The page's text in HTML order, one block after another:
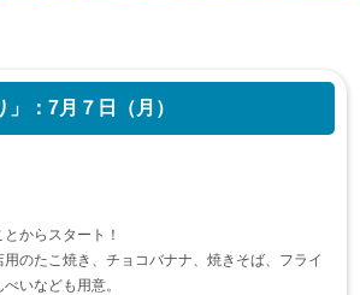
」：7月７日（月）
からスタート！
のたこ焼き、チョコバナナ、焼きそば、フライ
いなども用意。